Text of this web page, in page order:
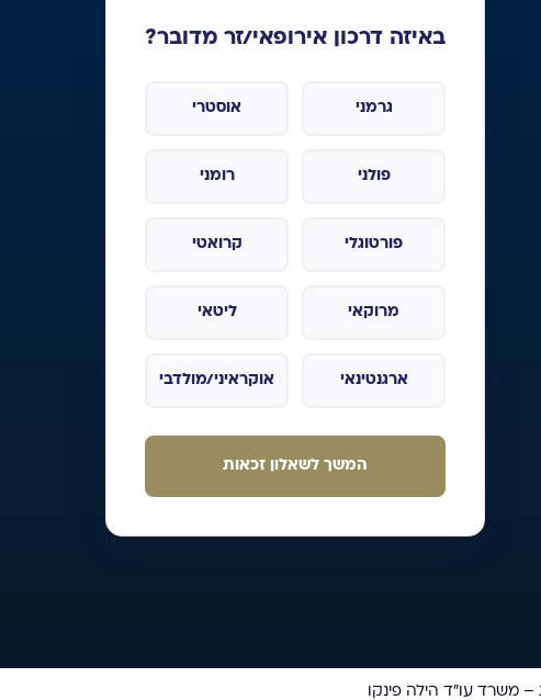
באיזה דרכון אירופאי/זר מדובר?
גרמני אוסטרי
פולני רומני
פורטוגלי קרואטי
מרוקאי ליטאי
ארגנטינאי אוקראיני/מולדבי
המשך לשאלון זכאות
משרד עו”ד הילה פינקו